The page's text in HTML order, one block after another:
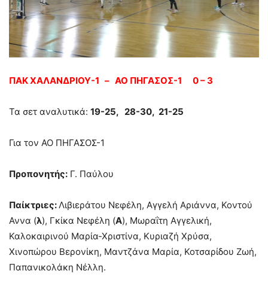
ΠΑΚ ΧΑΛΑΝΔΡΙΟΥ-1 – ΑΟ ΠΗΓΑΣΟΣ-1 0 – 3
Τα σετ αναλυτικά: 19-25, 28-30, 21-25
Για τον ΑΟ ΠΗΓΑΣΟΣ-1
Προπονητής: Γ. Παύλου
Παίκτριες:Λιβιεράτου Νεφέλη, Αγγελή Αριάννα, Κοντού
Αννα (λ), Γκίκα Νεφέλη (Α), Μωραΐτη Αγγελική,
Καλοκαιρινού Μαρία-Χριστίνα, Κυριαζή Χρύσα,
Χινοπώρου Βερονίκη, Μαντζάνα Μαρία, Κοτσαρίδου Ζωή,
Παπανικολάκη Νέλλη.